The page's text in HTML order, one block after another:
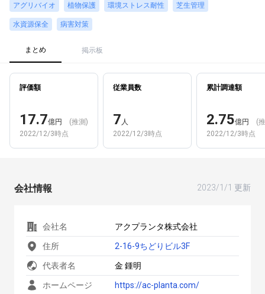
アグリバイオ
植物保護 環境ストレス耐性 芝生管理
水資源保全 病害対策
まとめ 掲示板
評価額
17.7億円
(推測)
2022/12/3時点
従業員数
7 人
2022/12/3時点
累計調達額
2.75億円
(
2022/12/3時点
会社情報 2023/1/1 更新
会社名 アクプランタ株式会社
住所 2-16-9ちどりビル3F
代表者名 金 鍾明
ホームページ https://ac-planta.com/